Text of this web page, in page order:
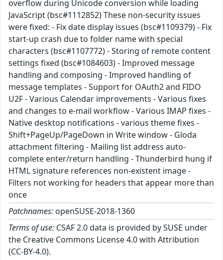
overflow during Unicode conversion while loading
JavaScript (bsc#1112852) These non-security issues
were fixed: - Fix date display issues (bsc#1109379) - Fix
start-up crash due to folder name with special
characters (bsc#1107772) - Storing of remote content
settings fixed (bsc#1084603) - Improved message
handling and composing - Improved handling of
message templates - Support for OAuth2 and FIDO
U2F - Various Calendar improvements - Various fixes
and changes to e-mail workflow - Various IMAP fixes -
Native desktop notifications - various theme fixes -
Shift+PageUp/PageDown in Write window - Gloda
attachment filtering - Mailing list address auto-
complete enter/return handling - Thunderbird hung if
HTML signature references non-existent image -
Filters not working for headers that appear more than
once
Patchnames: openSUSE-2018-1360
Terms of use: CSAF 2.0 data is provided by SUSE under
the Creative Commons License 4.0 with Attribution
(CC-BY-4.0).